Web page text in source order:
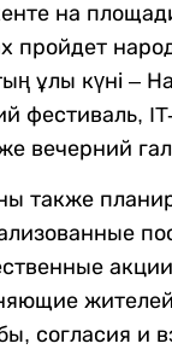
на
пройдет
ұлы күні –
фестиваль,
вечерний
также
согласия и